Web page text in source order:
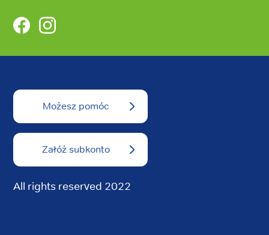
FacebookInstagram
Możesz pomóc
Załóż subkonto
All rights reserved 2022